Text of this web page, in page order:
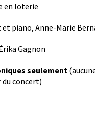
en loterie
et piano, Anne-Marie
Gagnon
seulement
concert)